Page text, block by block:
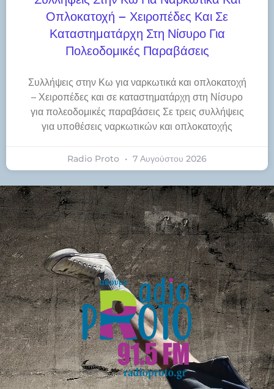
Οπλοκατοχή – Χειροπέδες Και Σε
Καταστηματάρχη Στη Νίσυρο Για
Πολεοδομικές Παραβάσεις
Συλλήψεις στην Κω για ναρκωτικά και οπλοκατοχή
– Χειροπέδες και σε καταστηματάρχη στη Νίσυρο
για πολεοδομικές παραβάσεις Σε τρεις συλλήψεις
για υποθέσεις ναρκωτικών και οπλοκατοχής
Radio Proto 7 Αυγούστου 2026